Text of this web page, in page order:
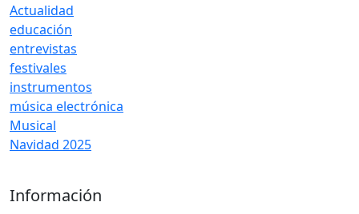
Actualidad
educación
entrevistas
festivales
instrumentos
música electrónica
Musical
Navidad 2025
Información